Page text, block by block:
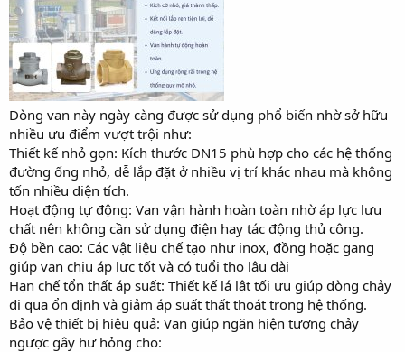
Dòng van này ngày càng được sử dụng phổ biến nhờ sở hữu
nhiều ưu điểm vượt trội như:
Thiết kế nhỏ gọn: Kích thước DN15 phù hợp cho các hệ thống
đường ống nhỏ, dễ lắp đặt ở nhiều vị trí khác nhau mà không
tốn nhiều diện tích.
Hoạt động tự động: Van vận hành hoàn toàn nhờ áp lực lưu
chất nên không cần sử dụng điện hay tác động thủ công.
Độ bền cao: Các vật liệu chế tạo như inox, đồng hoặc gang
giúp van chịu áp lực tốt và có tuổi thọ lâu dài
Hạn chế tổn thất áp suất: Thiết kế lá lật tối ưu giúp dòng chảy
đi qua ổn định và giảm áp suất thất thoát trong hệ thống.
Bảo vệ thiết bị hiệu quả: Van giúp ngăn hiện tượng chảy
ngược gây hư hỏng cho: